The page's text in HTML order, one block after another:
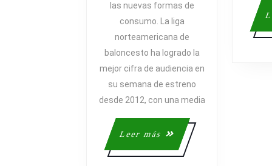
4,3
MILLONES
DE
EN
NAVIDAD,
UN
MENOS
QUE
EN
las nuevas formas de
consumo. La liga
norteamericana de
baloncesto ha logrado la
mejor cifra de audiencia en
su semana de estreno
desde 2012, con una media
Leer más
Leer
más